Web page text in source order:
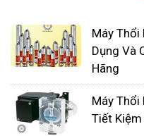
lỗ hình lobe được
có hình lobe,
tăng lên trong
không khí.
Khí được đẩy ra
Máy Thổi
Dụng Và
Hãng
Máy Thổi
Tiết